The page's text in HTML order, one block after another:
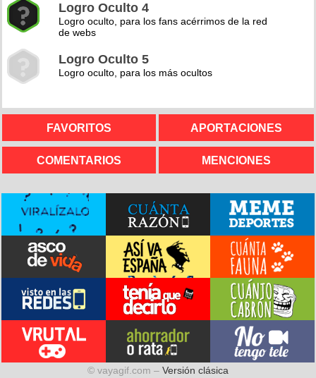
Logro Oculto 4
Logro oculto, para los fans acérrimos de la red
de webs
Logro Oculto 5
Logro oculto, para los más ocultos
FAVORITOS APORTACIONES
COMENTARIOS MENCIONES
© vayagif.com – Versión clásica